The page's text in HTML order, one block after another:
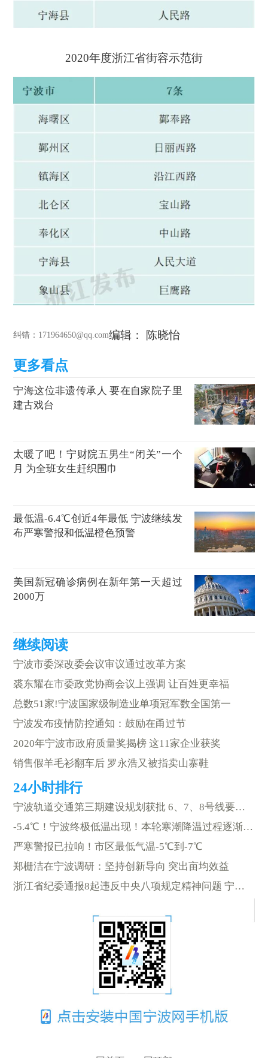
2020年度浙江省街容示范街
纠错 ：171964650@qq.com编辑： 陈晓怡
宁海这位非遗传承人 要在自家院子里
建古戏台
太暖了吧！宁财院五男生“闭关”一个
月 为全班女生赶织围巾
最低温-6.4℃创近4年最低 宁波继续发
布严寒警报和低温橙色预警
美国新冠确诊病例在新年第一天超过
2000万
宁波市委深改委会议审议通过改革方案
裘东耀在市委政党协商会议上强调 让百姓更幸福
总数51家!宁波国家级制造业单项冠军数全国第一
宁波发布疫情防控通知：鼓励在甬过节
2020年宁波市政府质量奖揭榜 这11家企业获奖
销售假羊毛衫翻车后 罗永浩又被指卖山寨鞋
宁波轨道交通第三期建设规划获批 6、7、8号线要来啦
-5.4℃！宁波终极低温出现！本轮寒潮降温过程逐渐趋于结束
严寒警报已拉响！市区最低气温-5℃到-7℃
郑栅洁在宁波调研：坚持创新导向 突出亩均效益
浙江省纪委通报8起违反中央八项规定精神问题 宁波一例